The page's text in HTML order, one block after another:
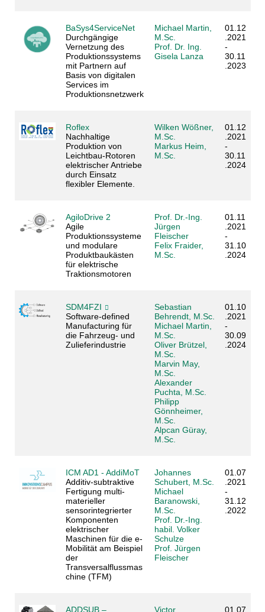
BaSys4ServiceNet
Durchgängige
Vernetzung des
Produktionssystems
mit Partnern auf
Basis von digitalen
Services im
Produktionsnetzwerk
Michael Martin,
M.Sc.
Prof. Dr. Ing.
Gisela Lanza
01.12
.2021
-
30.11
.2023
Roflex
Nachhaltige
Produktion von
Leichtbau-Rotoren
elektrischer Antriebe
durch Einsatz
flexibler Elemente.
Wilken Wößner,
M.Sc.
Markus Heim,
M.Sc.
01.12
.2021
-
30.11
.2024
AgiloDrive 2
Agile
Produktionssysteme
und modulare
Produktbaukästen
für elektrische
Traktionsmotoren
Prof. Dr.-Ing.
Jürgen
Fleischer
Felix Fraider,
M.Sc.
01.11
.2021
-
31.10
.2024
SDM4FZI
Software-defined
Manufacturing für
die Fahrzeug- und
Zulieferindustrie
Sebastian
Behrendt, M.Sc.
Michael Martin,
M.Sc.
Oliver Brützel,
M.Sc.
Marvin May,
M.Sc.
Alexander
Puchta, M.Sc.
Philipp
Gönnheimer,
M.Sc.
Alpcan Güray,
M.Sc.
01.10
.2021
-
30.09
.2024
ICM AD1 - AddiMoT
Additiv-subtraktive
Fertigung multi-
materieller
sensorintegrierter
Komponenten
elektrischer
Maschinen für die e-
Mobilität am Beispiel
der
Transversalflussmas
chine (TFM)
Johannes
Schubert, M.Sc.
Michael
Baranowski,
M.Sc.
Prof. Dr.-Ing.
habil. Volker
Schulze
Prof. Jürgen
Fleischer
01.07
.2021
-
31.12
.2022
ADDSUB – Victor 01.07